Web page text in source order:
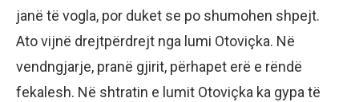
janë të vogla, por duket se po shumohen shpejt.
Ato vijnë drejtpërdrejt nga lumi Otoviçka. Në
vendngjarje, pranë gjirit, përhapet erë e rëndë
fekalesh. Në shtratin e lumit Otoviçka ka gypa të